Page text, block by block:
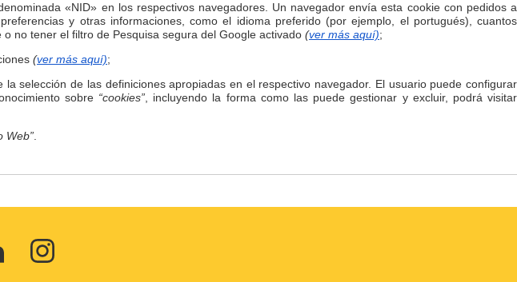
«NID» en los respectivos navegadores. Un navegador envía esta cookie con pedidos a
y otras informaciones, como el idioma preferido (por ejemplo, el portugués), cuantos
no tener el filtro de Pesquisa segura del Google activado (ver más aquí);
(ver más aquí);
la selección de las definiciones apropiadas en el respectivo navegador. El usuario puede configurar
sobre “cookies” , incluyendo la forma como las puede gestionar y excluir, podrá visitar
Web”